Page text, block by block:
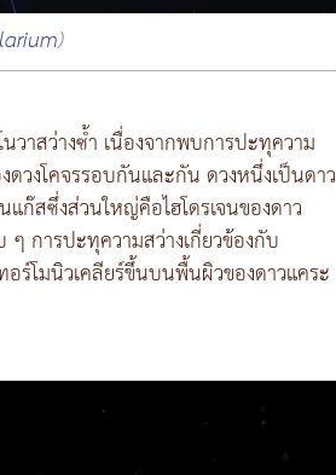
)
วาสว่างซ้ำ เนื่องจากพบการปะทุความ
ดวงโคจรรอบกันและกัน ดวงหนึ่งเป็นดาว
ก๊สซึ่งส่วนใหญ่คือไฮโดรเจนของดาว
ๆ การปะทุความสว่างเกี่ยวข้องกับ
โมนิวเคลียร์ขึ้นบนพื้นผิวของดาวแคระ